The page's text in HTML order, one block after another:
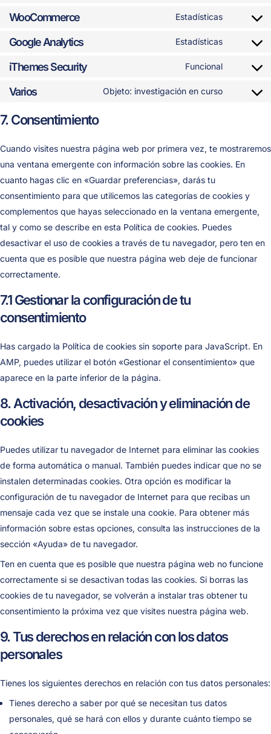
WooCommerce Estadísticas
Google Analytics Estadísticas
iThemes Security Funcional
Varios Objeto: investigación en curso
7. Consentimiento
Cuando visites nuestra página web por primera vez, te mostraremos
una ventana emergente con información sobre las cookies. En
cuanto hagas clic en «Guardar preferencias», darás tu
consentimiento para que utilicemos las categorías de cookies y
complementos que hayas seleccionado en la ventana emergente,
tal y como se describe en esta Política de cookies. Puedes
desactivar el uso de cookies a través de tu navegador, pero ten en
cuenta que es posible que nuestra página web deje de funcionar
correctamente.
7.1 Gestionar la configuración de tu
consentimiento
Has cargado la Política de cookies sin soporte para JavaScript. En
AMP, puedes utilizar el botón «Gestionar el consentimiento» que
aparece en la parte inferior de la página.
8. Activación, desactivación y eliminación de
cookies
Puedes utilizar tu navegador de Internet para eliminar las cookies
de forma automática o manual. También puedes indicar que no se
instalen determinadas cookies. Otra opción es modificar la
configuración de tu navegador de Internet para que recibas un
mensaje cada vez que se instale una cookie. Para obtener más
información sobre estas opciones, consulta las instrucciones de la
sección «Ayuda» de tu navegador.
Ten en cuenta que es posible que nuestra página web no funcione
correctamente si se desactivan todas las cookies. Si borras las
cookies de tu navegador, se volverán a instalar tras obtener tu
consentimiento la próxima vez que visites nuestra página web.
9. Tus derechos en relación con los datos
personales
Tienes los siguientes derechos en relación con tus datos personales:
Tienes derecho a saber por qué se necesitan tus datos
personales, qué se hará con ellos y durante cuánto tiempo se